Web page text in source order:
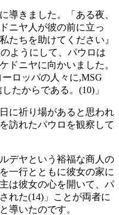
導きました。「ある夜、
ニヤ人が彼の前に立っ
たちを助けてください』
ようにして、パウロは
ドニヤに向かいました。
ロッパの人々に,MSG
たからである。(10)」
に祈り場があると思われ
訪れたパウロを観察して
デヤという裕福な商人の
一行とともに彼女の家に
は彼女の心を開いて、パ
れた(14)」ことが両者に
導いたのです。